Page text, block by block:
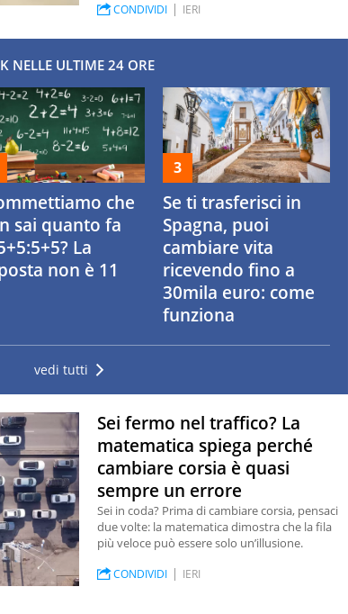
CONDIVIDI IERI
NELLE ULTIME 24 ORE
che
sai quanto fa
La
non è 11
Se ti trasferisci in
Spagna, puoi
cambiare vita
ricevendo fino a
30mila euro: come
funziona
vedi tutti
Sei fermo nel traffico? La
matematica spiega perché
cambiare corsia è quasi
sempre un errore
Sei in coda? Prima di cambiare corsia, pensaci
due volte: la matematica dimostra che la fila
più veloce può essere solo un’illusione.
CONDIVIDI IERI